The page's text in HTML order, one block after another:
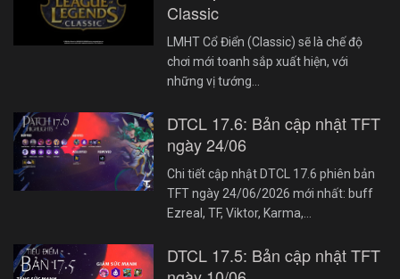
Classic
LMHT Cổ Điển (Classic) sẽ là chế độ
chơi mới toanh sắp xuất hiện, với
những vị tướng…
DTCL 17.6: Bản cập nhật TFT
ngày 24/06
Chi tiết cập nhật DTCL 17.6 phiên bản
TFT ngày 24/06/2026 mới nhất: buff
Ezreal, TF, Viktor, Karma,…
DTCL 17.5: Bản cập nhật TFT